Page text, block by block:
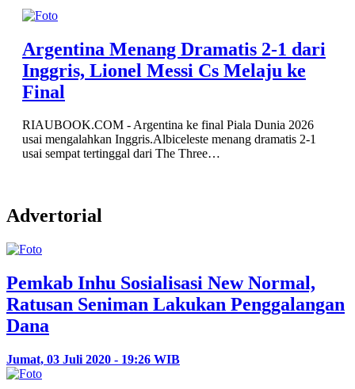
Argentina Menang Dramatis 2-1 dari
Inggris, Lionel Messi Cs Melaju ke
Final
RIAUBOOK.COM - Argentina ke final Piala Dunia 2026
usai mengalahkan Inggris.Albiceleste menang dramatis 2-1
usai sempat tertinggal dari The Three…
Advertorial
Pemkab Inhu Sosialisasi New Normal,
Ratusan Seniman Lakukan Penggalangan
Dana
Jumat, 03 Juli 2020 - 19:26 WIB